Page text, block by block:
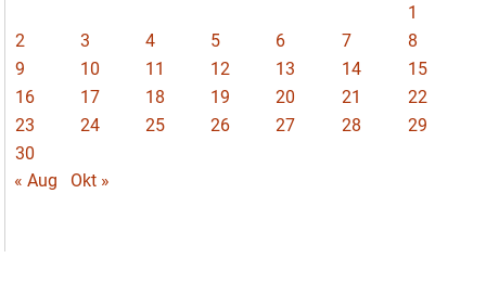
1
2
3 4 5 6 7
8
9
10 11 12 13 14
15
16
17 18 19 20 21
22
23
24 25 26 27 28
29
30
« Aug
Okt »